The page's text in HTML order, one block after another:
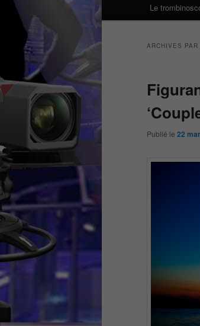
Le
ARCHIVES PAR
Publié le 22